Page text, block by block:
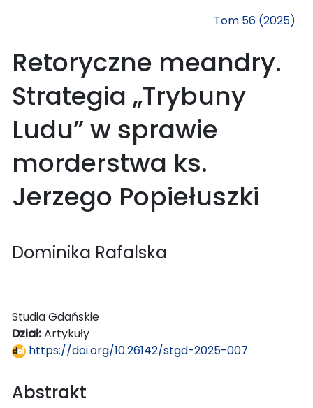
Tom 56 (2025)
Retoryczne meandry.
Strategia „Trybuny
Ludu” w sprawie
morderstwa ks.
Jerzego Popiełuszki
Dominika Rafalska
Studia Gdańskie
Dział:Artykuły
https://doi.org/10.26142/stgd-2025-007
Abstrakt